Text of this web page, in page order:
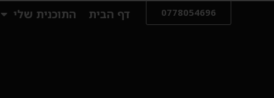
0778054696 דף הבית התוכנית שלי